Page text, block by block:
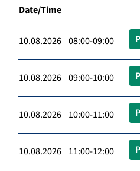
Date/Time
10.08.2026 08:00-09:00
10.08.2026 09:00-10:00
10.08.2026 10:00-11:00
10.08.2026 11:00-12:00